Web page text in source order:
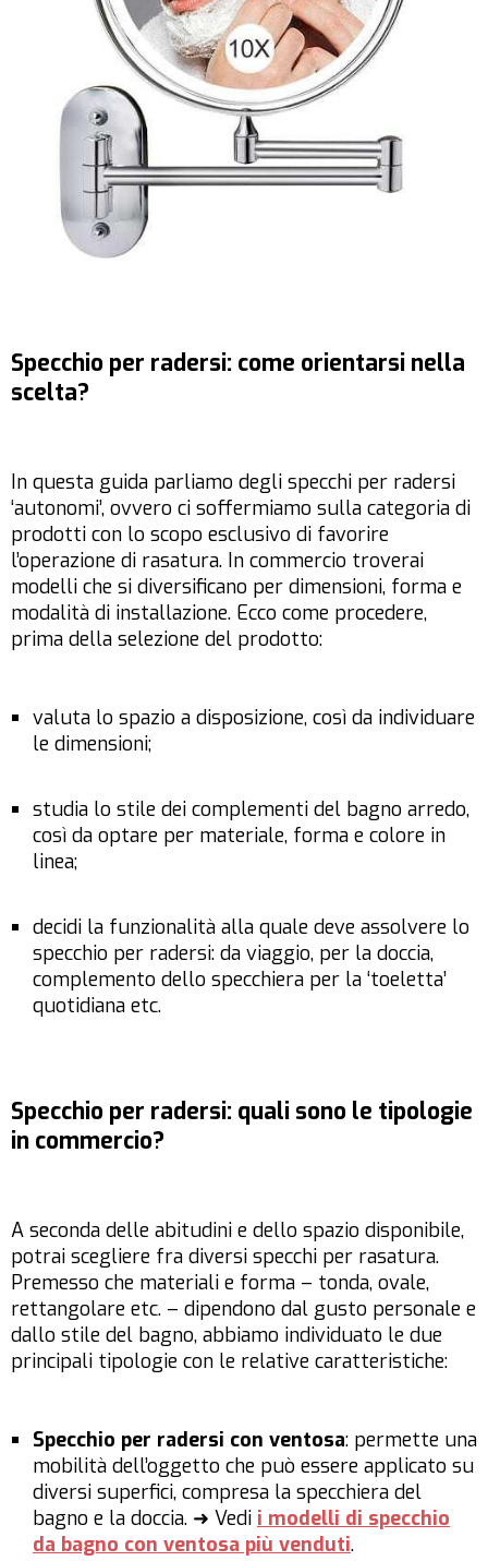
Specchio per radersi: come orientarsi nella
scelta?
In questa guida parliamo degli specchi per radersi
‘autonomi’, ovvero ci soffermiamo sulla categoria di
prodotti con lo scopo esclusivo di favorire
l’operazione di rasatura. In commercio troverai
modelli che si diversificano per dimensioni, forma e
modalità di installazione. Ecco come procedere,
prima della selezione del prodotto:
valuta lo spazio a disposizione, così da individuare
le dimensioni;
studia lo stile dei complementi del bagno arredo,
così da optare per materiale, forma e colore in
linea;
decidi la funzionalità alla quale deve assolvere lo
specchio per radersi: da viaggio, per la doccia,
complemento dello specchiera per la ‘toeletta’
quotidiana etc.
Specchio per radersi: quali sono le tipologie
in commercio?
A seconda delle abitudini e dello spazio disponibile,
potrai scegliere fra diversi specchi per rasatura.
Premesso che materiali e forma – tonda, ovale,
rettangolare etc. – dipendono dal gusto personale e
dallo stile del bagno, abbiamo individuato le due
principali tipologie con le relative caratteristiche:
Specchio per radersi con ventosa: permette una
mobilità dell’oggetto che può essere applicato su
diversi superfici, compresa la specchiera del
bagno e la doccia. ➜ Vedi i modelli di specchio
da bagno con ventosa più venduti.